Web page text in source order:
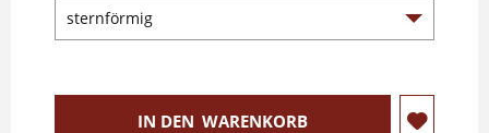
IN DEN WARENKORB